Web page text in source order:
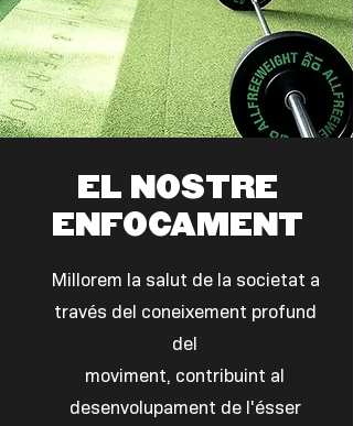
EL NOSTRE
ENFOCAMENT
Millorem la salut de la societat a
través del coneixement profund
del
moviment, contribuint al
desenvolupament de l'ésser